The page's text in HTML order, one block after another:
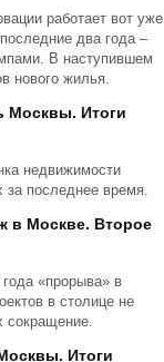
работает вот уже
два года –
В наступившем
нового жилья.
Москвы. Итоги
недвижимости
последнее время.
в Москве. Второе
«прорыва» в
в столице не
сокращение.
Итоги